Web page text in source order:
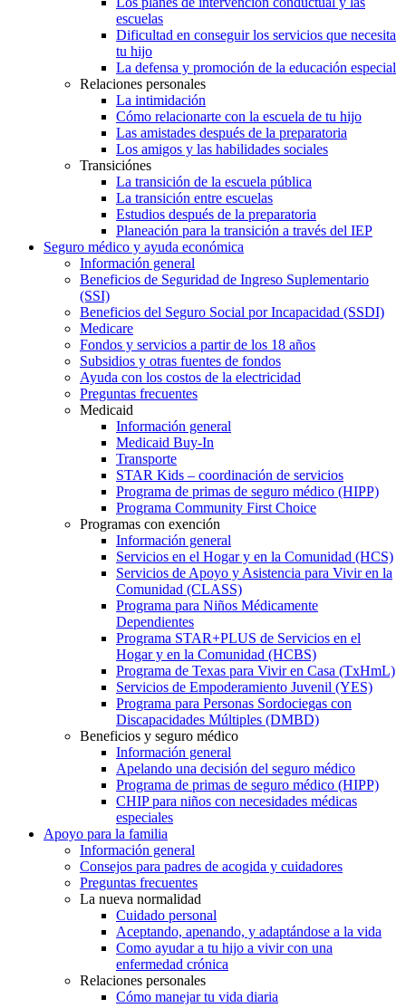
escuelas
Dificultad en conseguir los servicios que necesita
tu hijo
La defensa y promoción de la educación especial
Relaciones personales
La intimidación
Cómo relacionarte con la escuela de tu hijo
Las amistades después de la preparatoria
Los amigos y las habilidades sociales
Transiciónes
La transición de la escuela pública
La transición entre escuelas
Estudios después de la preparatoria
Planeación para la transición a través del IEP
Seguro médico y ayuda económica
Información general
Beneficios de Seguridad de Ingreso Suplementario
(SSI)
Beneficios del Seguro Social por Incapacidad (SSDI)
Medicare
Fondos y servicios a partir de los 18 años
Subsidios y otras fuentes de fondos
Ayuda con los costos de la electricidad
Preguntas frecuentes
Medicaid
Información general
Medicaid Buy-In
Transporte
STAR Kids – coordinación de servicios
Programa de primas de seguro médico (HIPP)
Programa Community First Choice
Programas con exención
Información general
Servicios en el Hogar y en la Comunidad (HCS)
Servicios de Apoyo y Asistencia para Vivir en la
Comunidad (CLASS)
Programa para Niños Médicamente
Dependientes
Programa STAR+PLUS de Servicios en el
Hogar y en la Comunidad (HCBS)
Programa de Texas para Vivir en Casa (TxHmL)
Servicios de Empoderamiento Juvenil (YES)
Programa para Personas Sordociegas con
Discapacidades Múltiples (DMBD)
Beneficios y seguro médico
Información general
Apelando una decisión del seguro médico
Programa de primas de seguro médico (HIPP)
CHIP para niños con necesidades médicas
especiales
Apoyo para la familia
Información general
Consejos para padres de acogida y cuidadores
Preguntas frecuentes
La nueva normalidad
Cuidado personal
Aceptando, apenando, y adaptándose a la vida
Como ayudar a tu hijo a vivir con una
enfermedad crónica
Relaciones personales
Cómo manejar tu vida diaria